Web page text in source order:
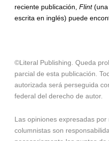
reciente publicación, Flint(una
escrita en inglés) puede
©Literal Publishing. Queda
parcial de esta publicación.
autorizada será perseguida
federal del derecho de autor.
Las opiniones expresadas
columnistas son